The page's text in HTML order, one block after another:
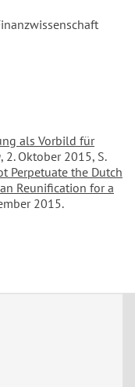
als Vorbild für
, 2. Oktober 2015, S.
Perpetuate the Dutch
Reunification for a
2015.